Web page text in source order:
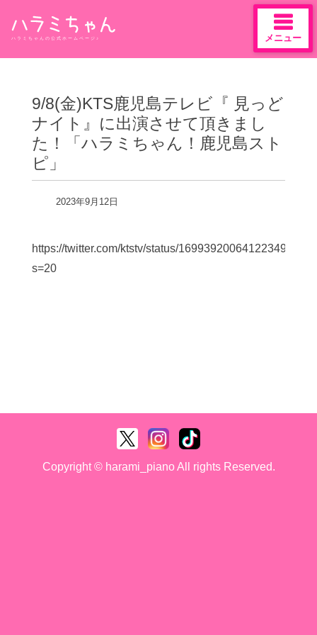
content
ハラミちゃんの公式ホームページ♪ メニュー
9/8(金)KTS鹿児島テレビ『 見っど
ナイト』に出演させて頂きまし
た！「ハラミちゃん！鹿児島スト
ピ」
2023年9月12日
https://twitter.com/ktstv/status/1699392006412234971?
s=20
Copyright © harami_piano All rights Reserved.